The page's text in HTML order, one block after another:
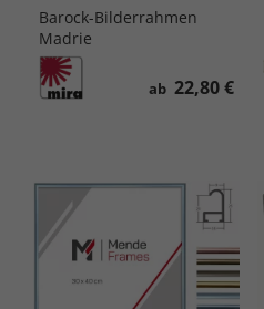
Barock-Bilderrahmen
Madrie
ab 22,80 €